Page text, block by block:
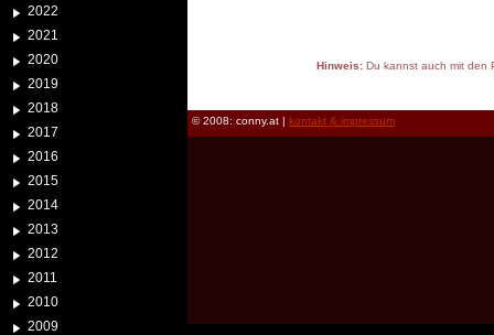
2022
2021
2020
2019
2018
2017
2016
2015
2014
2013
2012
2011
2010
2009
Hinweis:Du kannst auch mit den
© 2008: conny.at | kontakt & impressum